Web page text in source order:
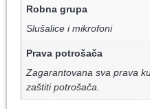
Robna grupa
Slušalice i mikrofoni
Prava potrošača
Zagarantovana sva prava
zaštiti potrošača.